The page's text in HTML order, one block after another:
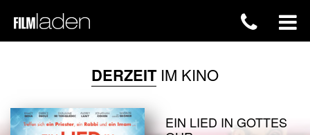
DERZEITIM KINO
EIN LIED IN GOTTES